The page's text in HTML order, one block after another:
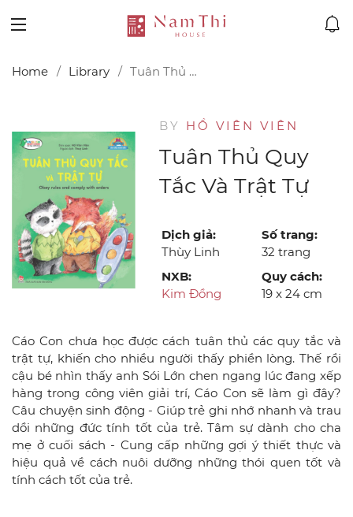
Home Library Tuân Thủ Quy Tắc Và Trật Tự
BY HỒ VIÊN VIÊN
Tuân Thủ Quy
Tắc Và Trật Tự
Dịch giả:
Thùy Linh
Số trang:
32 trang
NXB:
Kim Đồng
Quy cách:
19 x 24 cm
Cáo Con chưa học được cách tuân thủ các quy tắc và
trật tự, khiến cho nhiều người thấy phiền lòng. Thế rồi
cậu bé nhìn thấy anh Sói Lớn chen ngang lúc đang xếp
hàng trong công viên giải trí, Cáo Con sẽ làm gì đây?
Câu chuyện sinh động - Giúp trẻ ghi nhớ nhanh và trau
dồi những đức tính tốt của trẻ. Tâm sự dành cho cha
mẹ ở cuối sách - Cung cấp những gợi ý thiết thực và
hiệu quả về cách nuôi dưỡng những thói quen tốt và
tính cách tốt của trẻ.